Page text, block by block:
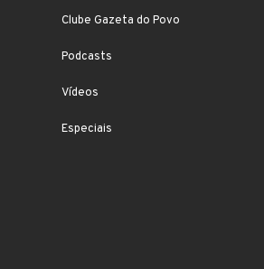
Clube Gazeta do Povo
Podcasts
Vídeos
Especiais